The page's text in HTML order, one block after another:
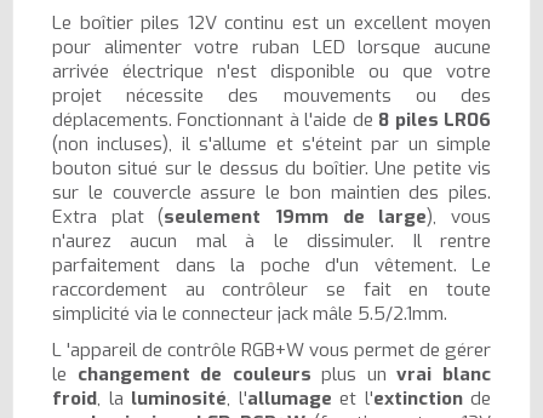
Le boîtier piles 12V continu est un excellent moyen
pour alimenter votre ruban LED lorsque aucune
arrivée électrique n'est disponible ou que votre
projet nécessite des mouvements ou des
déplacements. Fonctionnant à l'aide de 8 piles LR06
(non incluses), il s'allume et s'éteint par un simple
bouton situé sur le dessus du boîtier. Une petite vis
sur le couvercle assure le bon maintien des piles.
Extra plat (seulement 19mm de large), vous
n'aurez aucun mal à le dissimuler. Il rentre
parfaitement dans la poche d'un vêtement. Le
raccordement au contrôleur se fait en toute
simplicité via le connecteur jack mâle 5.5/2.1mm.
L 'appareil de contrôle RGB+W vous permet de gérer
le changement de couleurs plus unvrai blanc
froid, la luminosité, l'allumage et l'extinctionde